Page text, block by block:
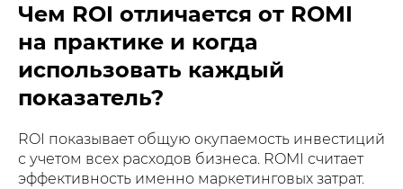
Чем ROI отличается от ROMI
на практике и когда
использовать каждый
показатель?
ROI показывает общую окупаемость инвестиций
с учетом всех расходов бизнеса. ROMI считает
эффективность именно маркетинговых затрат.